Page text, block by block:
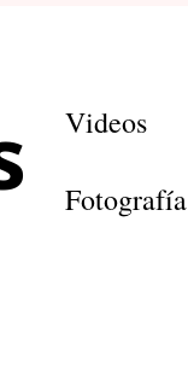
Videos
Fotografía